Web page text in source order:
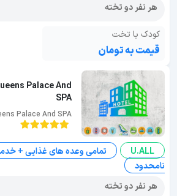
هر نفر دو تخته
کودک با تخت
قیمت به تومان
Palace And
SPA
Palace And SPA
U.ALL
تمامی وعده های غذایی +
نامحدود
هر نفر دو تخته